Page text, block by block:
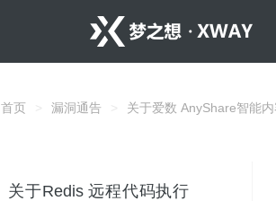
首页 漏洞通告 关于爱数 AnyShare智能
关于Redis 远程代码执行